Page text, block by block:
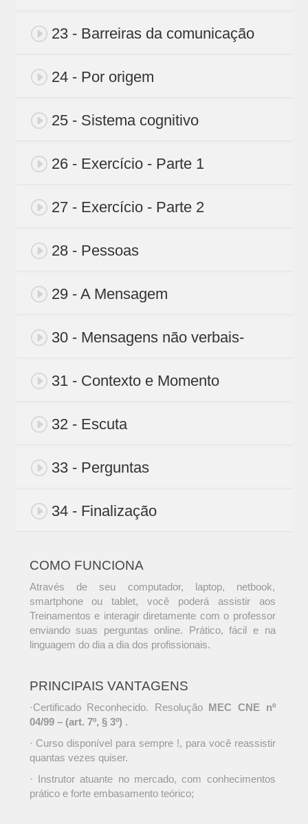
23 - Barreiras da comunicação
24 - Por origem
25 - Sistema cognitivo
26 - Exercício - Parte 1
27 - Exercício - Parte 2
28 - Pessoas
29 - A Mensagem
30 - Mensagens não verbais-
31 - Contexto e Momento
32 - Escuta
33 - Perguntas
34 - Finalização
COMO FUNCIONA
Através de seu computador, laptop, netbook,
smartphone ou tablet, você poderá assistir aos
Treinamentos e interagir diretamente com o professor
enviando suas perguntas online. Prático, fácil e na
linguagem do dia a dia dos profissionais.
PRINCIPAIS VANTAGENS
·Certificado Reconhecido. ResoluçãoMEC CNE nº
04/99 – (art. 7º, § 3º) .
· Curso disponível para sempre !, para você reassistir
quantas vezes quiser.
· Instrutor atuante no mercado, com conhecimentos
prático e forte embasamento teórico;